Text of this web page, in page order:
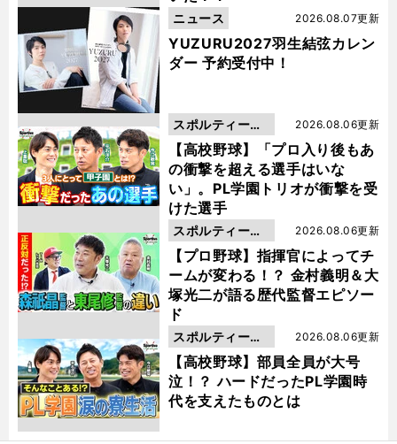
YUZURU2027羽生結弦カレン
ダー 予約受付中！
2026.08.07更新
ニュース
【高校野球】「プロ入り後もあ
の衝撃を超える選手はいな
い」。PL学園トリオが衝撃を受
けた選手
2026.08.06更新
スポルティーバ
動画
【プロ野球】指揮官によってチ
ームが変わる！？ 金村義明＆大
塚光二が語る歴代監督エピソー
ド
2026.08.06更新
スポルティーバ
動画
【高校野球】部員全員が大号
泣！？ ハードだったPL学園時
代を支えたものとは
2026.08.06更新
スポルティーバ
動画